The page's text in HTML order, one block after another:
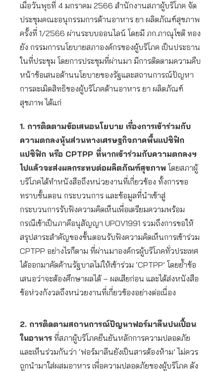
เมื่อวันพุธที่ 4 มกราคม 2566 สำนักงานสภาผู้บริโภค จัด
ประชุมคณะอนุกรรมการด้านอาหาร ยา ผลิตภัณฑ์สุขภาพ
ครั้งที่ 1/2566 ผ่านระบบออนไลน์ โดยมี ภก.ภาณุโชติ ทอง
ยัง กรรมการนโยบายสภาองค์กรของผู้บริโภค เป็นประธาน
ในที่ประชุม โดยการประชุมที่ผ่านมา มีการติดตามความคืบ
หน้าข้อเสนอด้านนโยบายของรัฐและสถานการณ์ปัญหา
การละเมิดสิทธิของผู้บริโภคด้านอาหาร ยา ผลิตภัณฑ์
สุขภาพ ได้แก่
1. การติดตามข้อเสนอนโยบาย เรื่องการเข้าร่วมกับ
ความตกลงหุ้นส่วนทางเศรษฐกิจภาคพื้นแปซิฟิก
แปซิฟิก หรือ CPTPP ที่หากเข้าร่วมกับความตกลงฯ
ไปแล้วจะส่งผลกระทบต่อผลิตภัณฑ์สุขภาพ โดยสภาผู้
บริโภคได้ทำหนังสือถึงหน่วยงานที่เกี่ยวข้อง ทั้งการขอ
ทราบขั้นตอน กระบวนการ และข้อมูลที่นำเข้าสู่
กระบวนการรับฟังความคิดเห็นเพื่อเตรียมความพร้อม
กรณีเข้าเป็นภาคีอนุสัญญา UPOV1991 รวมถึงการขอให้
สรุปสาระสำคัญของขั้นตอนรับฟังความคิดเห็นการเข้าร่วม
CPTPP อย่างไรก็ตาม ที่ผ่านมาองค์กรผู้บริโภคทั่วประเทศ
ได้ออกมาคัดค้านรัฐบาลไม่ให้เข้าร่วม ‘CPTPP’ โดยย้ำข้อ
เสนอว่าจะต้องศึกษาผลได้ – ผลเสียก่อน และได้ส่งหนังสือ
ข้อห่วงกังวลถึงหน่วยงานที่เกี่ยวข้องอย่างต่อเนื่อง
2. การติดตามสถานการณ์ปัญหาฟอร์มาลีนปนเปื้อน
ในอาหาร ที่สภาผู้บริโภคยืนยันหลักการความปลอดภัย
และเห็นร่วมกันว่า ‘ฟอร์มาลีนยังเป็นสารต้องห้าม’ ไม่ควร
ถูกนำมาใส่ผสมอาหาร เพื่อความปลอดภัยของผู้บริโภค ดัง